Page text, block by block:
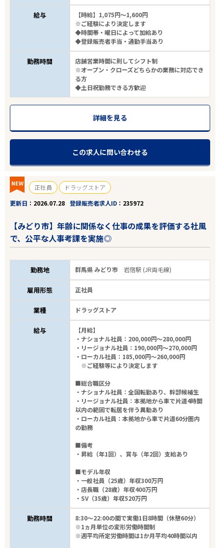
給与
【時給】1,075円～1,600円
※ご経験により決定します
◆時間帯・曜日によって加給あり
◆登録販売者手当・通勤手当あり
勤務時間
店舗営業時間に則してシフト制
※オープン・クローズどちらかの業務に対応でき
る方
◆土日祝勤務できる方歓迎
詳細を見る
この求人に問い合わせる
NEW 正社員
ドラッグストア
更新日
2026.07.28 登録販売者求人ID 235972
【みどり市】年齢に関係なく仕事の成果を評価する社風
で、公平な人事考課を実施◎
勤務地 群馬県 みどり市 岩宿駅 (JR両毛線)
雇用形態 正社員
業種 ドラッグストア
給与
【月給】
・ナショナル社員：200,000円～280,000円
・リージョナル社員：190,000円～270,000円
・ローカル社員：185,000円～260,000円
※ご経験等により決定します
■総合職区分
・ナショナル社員：全国転勤あり、幹部候補生
・リージョナル社員：本拠地から車で片道4時間
以内の範囲で転居を伴う異動あり
・ローカル社員：本拠地から車で片道60分圏内
の勤務
■備考
・昇給（年1回）、賞与（年2回）支給あり
■モデル年収
・一般社員（25歳）年収300万円
・店長職（28歳）年収400万円
・SV（35歳）年収520万円
勤務時間
8:30～22:00の間で実働1日8時間（休憩60分）
※1ヵ月単位の変形労働時間制
※週平均所定労働時間は1か月平均40時間以内